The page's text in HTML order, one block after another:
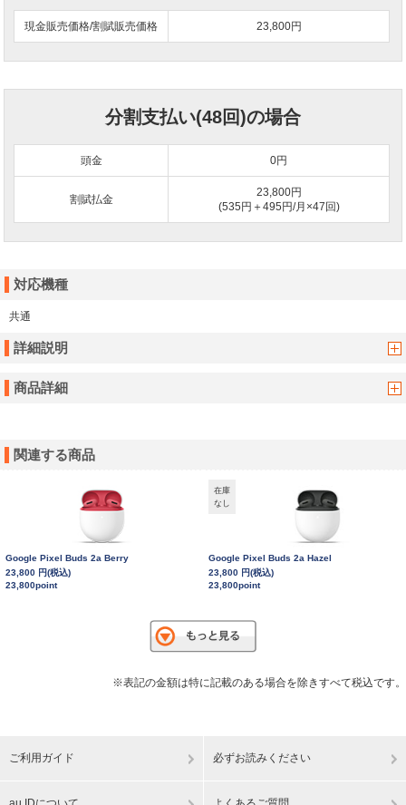
現金販売価格/割賦販売価格 23,800円
分割支払い(48回)の場合
頭金 0円
割賦払金
23,800円
(535円＋495円/月×47回)
対応機種
共通
詳細説明
商品詳細
関連する商品
Google Pixel Buds 2a Berry
23,800 円(税込)
23,800point
在庫
なし
Google Pixel Buds 2a Hazel
23,800 円(税込)
23,800point
※表記の金額は特に記載のある場合を除きすべて税込です。
ご利用ガイド 必ずお読みください